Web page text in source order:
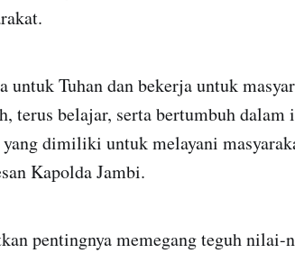
untuk Tuhan dan bekerja untuk
terus belajar, serta bertumbuh dalam
yang dimiliki untuk melayani
Kapolda Jambi.
pentingnya memegang teguh